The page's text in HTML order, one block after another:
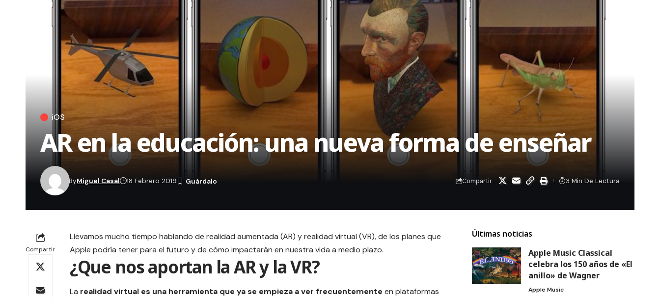
iOS
AR en la educación: una nueva forma de enseñar
ByMiguel Casal 18 Febrero 2019 Compartir 3 Min De Lectura
Compartir
Llevamos mucho tiempo hablando de realidad aumentada (AR) y realidad virtual (VR), de los planes que
Apple podría tener para el futuro y de cómo impactarán en nuestra vida a medio plazo.
¿Que nos aportan la AR y la VR?
La realidad virtual es una herramienta que ya se empieza a ver frecuentemente en plataformas
Últimas noticias
Apple Music Classical
celebra los 150 años de «El
anillo» de Wagner
Apple Music